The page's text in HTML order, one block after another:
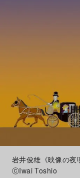
岩井俊雄《映像の
ⓒIwai Toshio